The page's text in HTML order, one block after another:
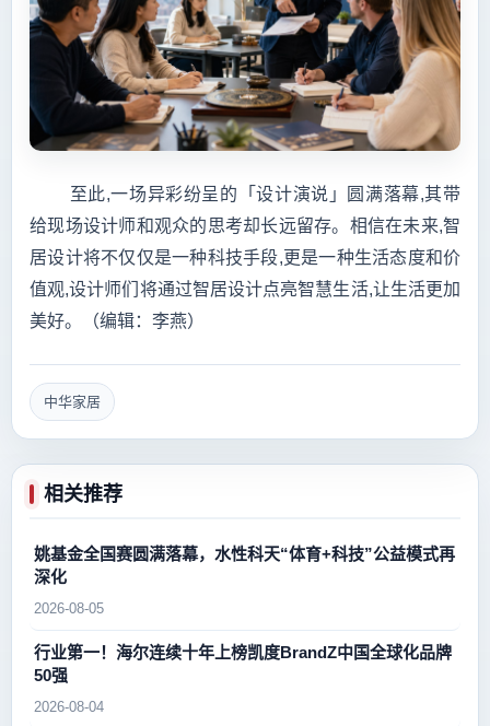
至此,一场异彩纷呈的「设计演说」圆满落幕,其带
给现场设计师和观众的思考却长远留存。相信在未来,智
居设计将不仅仅是一种科技手段,更是一种生活态度和价
值观,设计师们将通过智居设计点亮智慧生活,让生活更加
美好。（编辑：李燕）
中华家居
相关推荐
姚基金全国赛圆满落幕，水性科天“体育+科技”公益模式再
深化
2026-08-05
行业第一！海尔连续十年上榜凯度BrandZ中国全球化品牌
50强
2026-08-04